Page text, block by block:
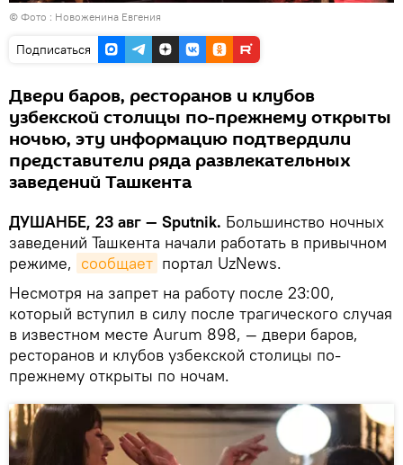
© Фото : Новоженина Евгения
Подписаться
Двери баров, ресторанов и клубов
узбекской столицы по-прежнему открыты
ночью, эту информацию подтвердили
представители ряда развлекательных
заведений Ташкента
ДУШАНБЕ, 23 авг — Sputnik. Большинство ночных
заведений Ташкента начали работать в привычном
режиме, сообщает портал UzNews.
Несмотря на запрет на работу после 23:00,
который вступил в силу после трагического случая
в известном месте Aurum 898, — двери баров,
ресторанов и клубов узбекской столицы по-
прежнему открыты по ночам.